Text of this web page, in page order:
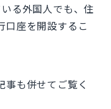
る外国人でも、住
口座を開設するこ
事も併せてご覧く